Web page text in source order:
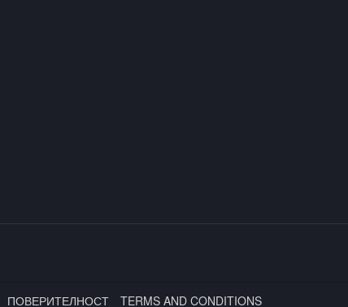
ПОВЕРИТЕЛНОСТ TERMS AND CONDITIONS